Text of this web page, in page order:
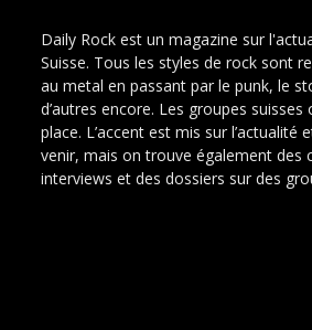
Daily Rock est un magazine sur
Suisse. Tous les styles de rock sont
au metal en passant par le punk, le
d’autres encore. Les groupes
place. L’accent est mis sur l’actualité
venir, mais on trouve également des
interviews et des dossiers sur des